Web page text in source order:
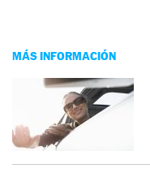
MÁS INFORMACIÓN